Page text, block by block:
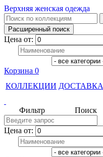
Верхняя женская одежда
Цена от:
Корзина 0
КОЛЛЕКЦИИ ДОСТАВКА
Поиск
Фильтр
Цена от: